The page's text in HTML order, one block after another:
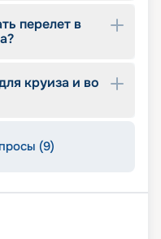
перелет в
круиза и во
(9)